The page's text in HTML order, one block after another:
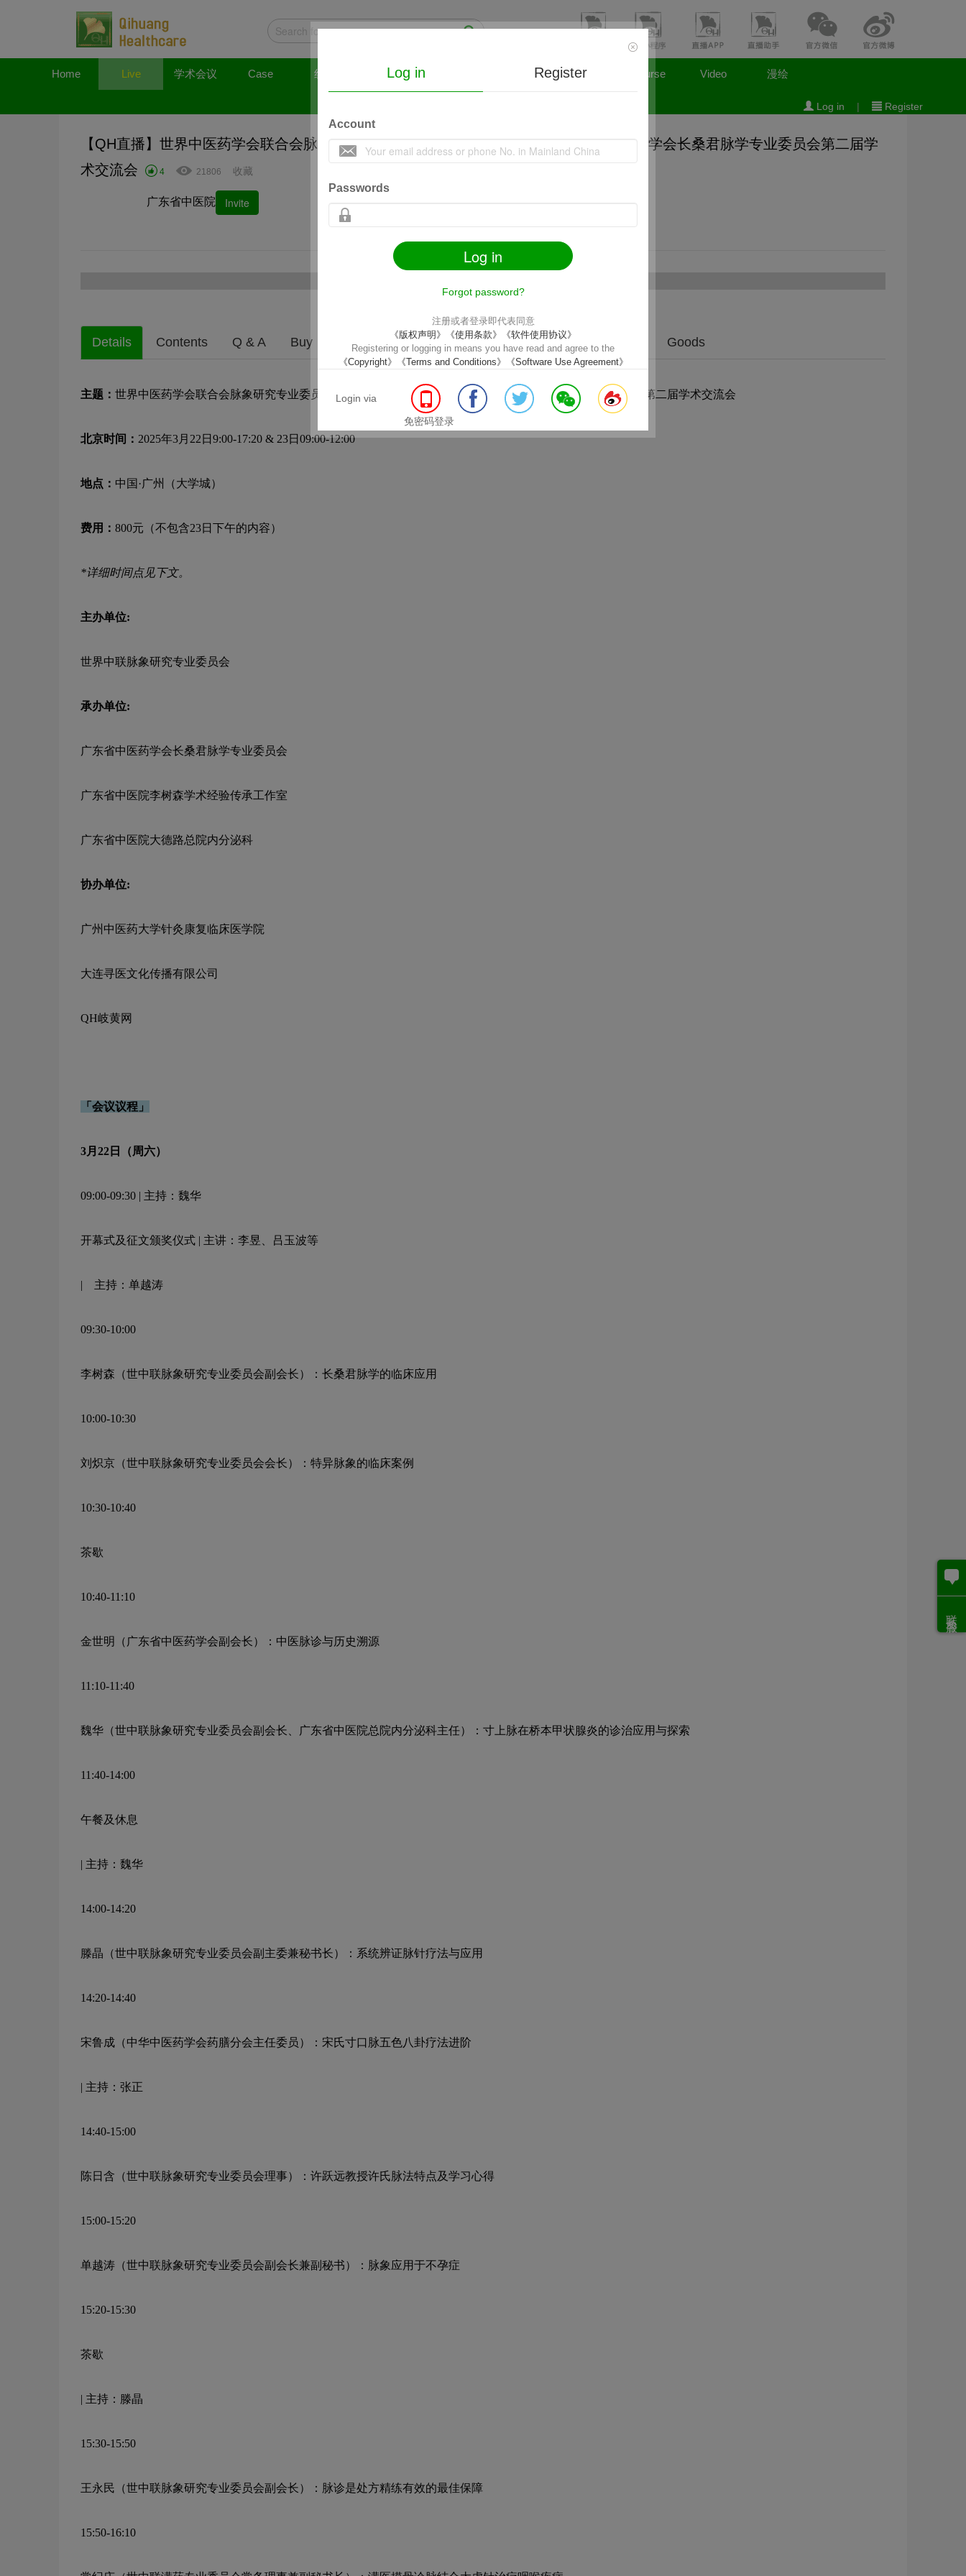
Home Live 学术会议 Case 线下 Mall Lecture MicroVideo Course Video 漫绘
Log in | Register
Log in Register
Account
Passwords
Log in
Forgot password?
注册或者登录即代表同意
《版权声明》
《使用条款》
《软件使用协议》
Registering or logging in means you have read and agree to the
《Copyright》
《Terms and Conditions》 《Software Use Agreement》
Login via
免密码登录
【QH直播】世界中医药学会联合会脉象研究专业委员会第十二届学术年会暨广东省中医药学会长桑君脉学专业委员会第二届学
术交流会
4 21806 收藏
广东省中医院 Invite
Details Contents Q & A Buy Comments Share Mobile Related contents Goods
主题： 世界中医药学会联合会脉象研究专业委员会第十二届学术年会暨广东省中医药学会长桑君脉学专业委员会第二届学术交流会
北京时间： 2025年3月22日9:00-17:20 & 23日09:00-12:00
地点： 中国·广州（大学城）
费用： 800元（不包含23日下午的内容）
*详细时间点见下文。
主办单位:
世界中联脉象研究专业委员会
承办单位:
广东省中医药学会长桑君脉学专业委员会
广东省中医院李树森学术经验传承工作室
广东省中医院大德路总院内分泌科
协办单位:
广州中医药大学针灸康复临床医学院
大连寻医文化传播有限公司
QH岐黄网
「会议议程」
3月22日（周六）
09:00-09:30 | 主持：魏华
开幕式及征文颁奖仪式 | 主讲：李昱、吕玉波等
| 主持：单越涛
09:30-10:00
李树森（世中联脉象研究专业委员会副会长）：长桑君脉学的临床应用
10:00-10:30
刘炽京（世中联脉象研究专业委员会会长）：特异脉象的临床案例
10:30-10:40
茶歇
10:40-11:10
金世明（广东省中医药学会副会长）：中医脉诊与历史溯源
11:10-11:40
魏华（世中联脉象研究专业委员会副会长、广东省中医院总院内分泌科主任）：寸上脉在桥本甲状腺炎的诊治应用与探索
11:40-14:00
午餐及休息
| 主持：魏华
14:00-14:20
滕晶（世中联脉象研究专业委员会副主委兼秘书长）：系统辨证脉针疗法与应用
14:20-14:40
宋鲁成（中华中医药学会药膳分会主任委员）：宋氏寸口脉五色八卦疗法进阶
| 主持：张正
14:40-15:00
陈日含（世中联脉象研究专业委员会理事）：许跃远教授许氏脉法特点及学习心得
15:00-15:20
单越涛（世中联脉象研究专业委员会副会长兼副秘书）：脉象应用于不孕症
15:20-15:30
茶歇
| 主持：滕晶
15:30-15:50
王永民（世中联脉象研究专业委员会副会长）：脉诊是处方精练有效的最佳保障
15:50-16:10